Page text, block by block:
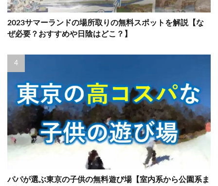
2023サマーランドの場所取りの無料スポットを解説【な
ぜ必要？おすすめや日陰はどこ？】
パパが選ぶ東京の子供の無料遊び場【室内系から公園系ま